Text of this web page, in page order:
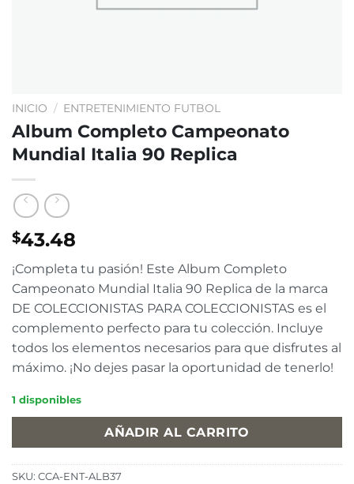
INICIO / ENTRETENIMIENTO FUTBOL
Album Completo Campeonato
Mundial Italia 90 Replica
$43.48
¡Completa tu pasión! Este Album Completo
Campeonato Mundial Italia 90 Replica de la marca
DE COLECCIONISTAS PARA COLECCIONISTAS es el
complemento perfecto para tu colección. Incluye
todos los elementos necesarios para que disfrutes al
máximo. ¡No dejes pasar la oportunidad de tenerlo!
1 disponibles
AÑADIR AL CARRITO
SKU: CCA-ENT-ALB37